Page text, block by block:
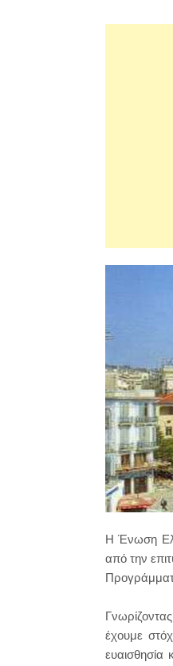
Η Ένωση
από την
έχουμε